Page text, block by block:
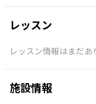
レッスン
レッスン情報はまだあ
施設情報